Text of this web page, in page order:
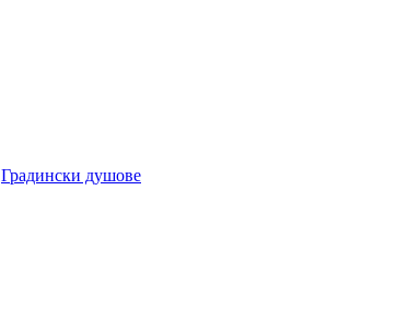
Градински душове